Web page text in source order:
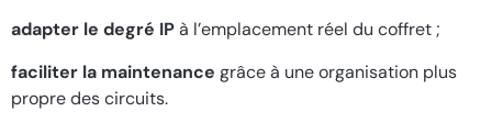
adapter le degré IPà l’emplacement réel du coffret ;
faciliter la maintenance grâce à une organisation plus
propre des circuits.